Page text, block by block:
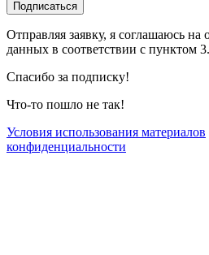
Отправляя заявку, я соглашаюсь на
данных в соответствии с пунктом
Спасибо за подписку!
Что-то пошло не так!
Условия использования материалов
конфиденциальности